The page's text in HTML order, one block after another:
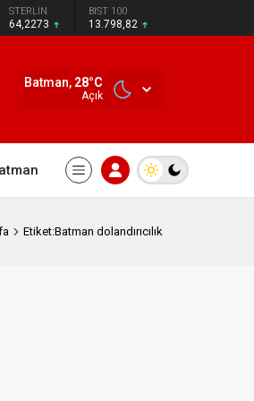
STERLİN
64,2273
BIST 100
13.798,82
Batman, 28°C
Açık
Etiket:Batman dolandırıcılık